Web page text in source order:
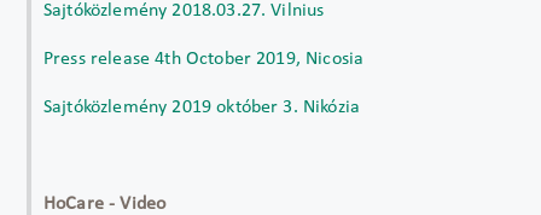
Sajtóközlemény 2018.03.27. Vilnius
Press release 4th October 2019, Nicosia
Sajtóközlemény 2019 október 3. Nikózia
HoCare - Video